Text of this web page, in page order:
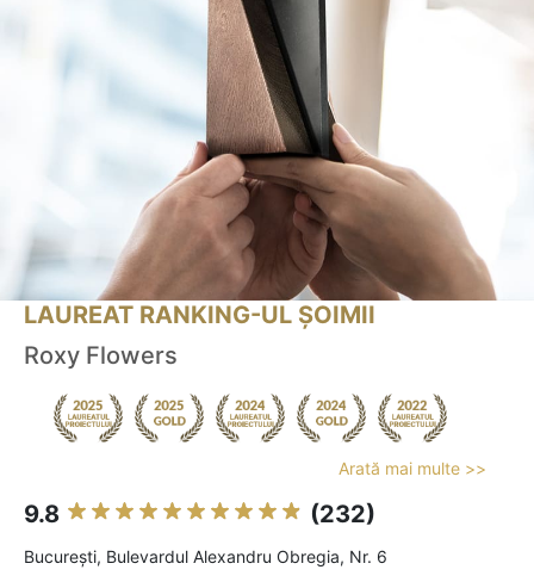
LAUREAT RANKING-UL ȘOIMII
Roxy Flowers
Arată mai multe >>
9.8 (232)
Bucureşti, Bulevardul Alexandru Obregia, Nr. 6